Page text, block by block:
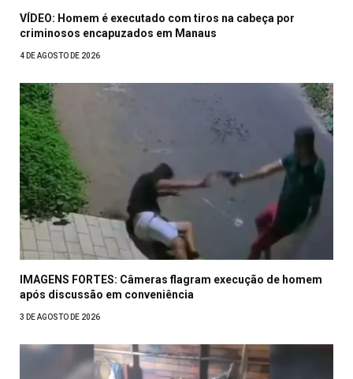
VÍDEO: Homem é executado com tiros na cabeça por
criminosos encapuzados em Manaus
4 DE AGOSTO DE 2026
IMAGENS FORTES: Câmeras flagram execução de homem
após discussão em conveniência
3 DE AGOSTO DE 2026